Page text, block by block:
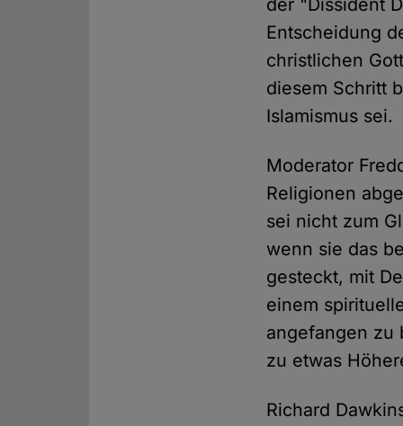
der "Dissident
Entscheidung
christlichen
diesem Schritt
Islamismus sei.
Moderator
Religionen
sei nicht zum
wenn sie das
gesteckt, mit
einem
angefangen zu
zu etwas
Richard